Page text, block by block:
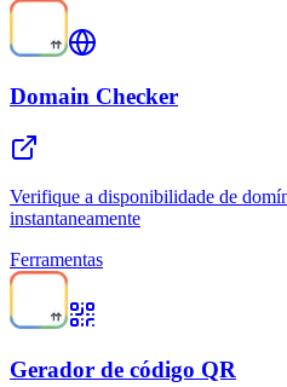
Domain Checker
Verifique a disponibilidade de
instantaneamente
Ferramentas
Gerador de código QR